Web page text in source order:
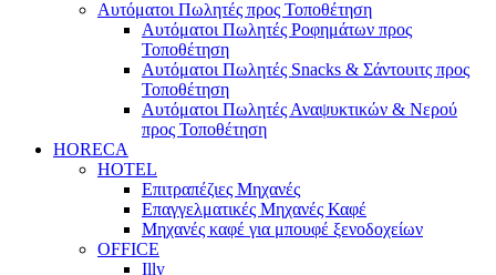
Αυτόματοι Πωλητές προς Τοποθέτηση
Αυτόματοι Πωλητές Ροφημάτων προς
Τοποθέτηση
Αυτόματοι Πωλητές Snacks & Σάντουιτς προς
Τοποθέτηση
Αυτόματοι Πωλητές Αναψυκτικών & Νερού
προς Τοποθέτηση
HORECA
HOTEL
Επιτραπέζιες Μηχανές
Επαγγελματικές Μηχανές Καφέ
Μηχανές καφέ για μπουφέ ξενοδοχείων
OFFICE
Illy